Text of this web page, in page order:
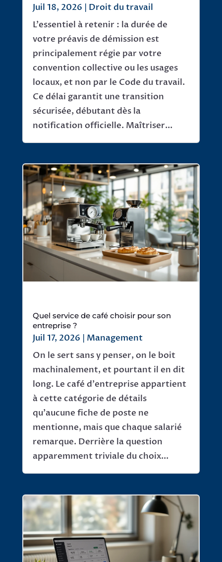
Juil 18, 2026 | Droit du travail
L'essentiel à retenir : la durée de
votre préavis de démission est
principalement régie par votre
convention collective ou les usages
locaux, et non par le Code du travail.
Ce délai garantit une transition
sécurisée, débutant dès la
notification officielle. Maîtriser...
Quel service de café choisir pour son
entreprise ?
Juil 17, 2026 | Management
On le sert sans y penser, on le boit
machinalement, et pourtant il en dit
long. Le café d'entreprise appartient
à cette catégorie de détails
qu'aucune fiche de poste ne
mentionne, mais que chaque salarié
remarque. Derrière la question
apparemment triviale du choix...